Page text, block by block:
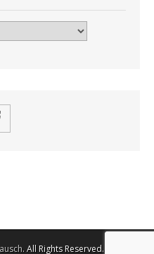
. All Rights Reserved.